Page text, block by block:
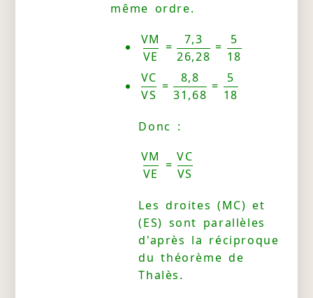
même ordre.
VM
VE
=
7,3
26,28
=
5
18
VC
VS
=
8,8
31,68
=
5
18
Donc :
VM
VE
=
VC
VS
Les droites (MC) et
(ES) sont parallèles
d'après la réciproque
du théorème de
Thalès.